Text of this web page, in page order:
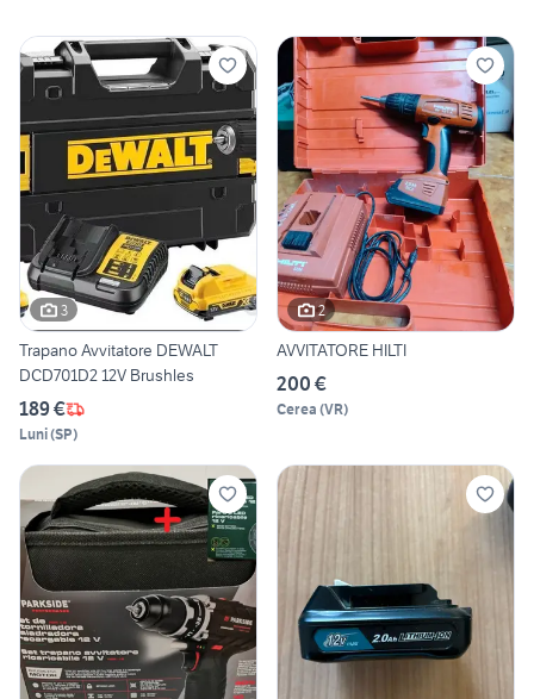
3
Trapano Avvitatore DEWALT
DCD701D2 12V Brushles
189 €
Luni(SP)
2
AVVITATORE HILTI
200 €
Cerea (VR)